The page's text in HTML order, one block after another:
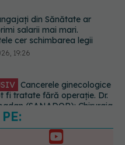
Cancerele ginecologice
fi tratate fără operație. Dr.
(SANADOR): Chirurgia
doar punctual, pentru
categorii de paciente
Brahiterapie vs
externă în cancerul
Dr. Sorin Bogdan
explică diferența și
tratamentul
6560
ABONAȚI